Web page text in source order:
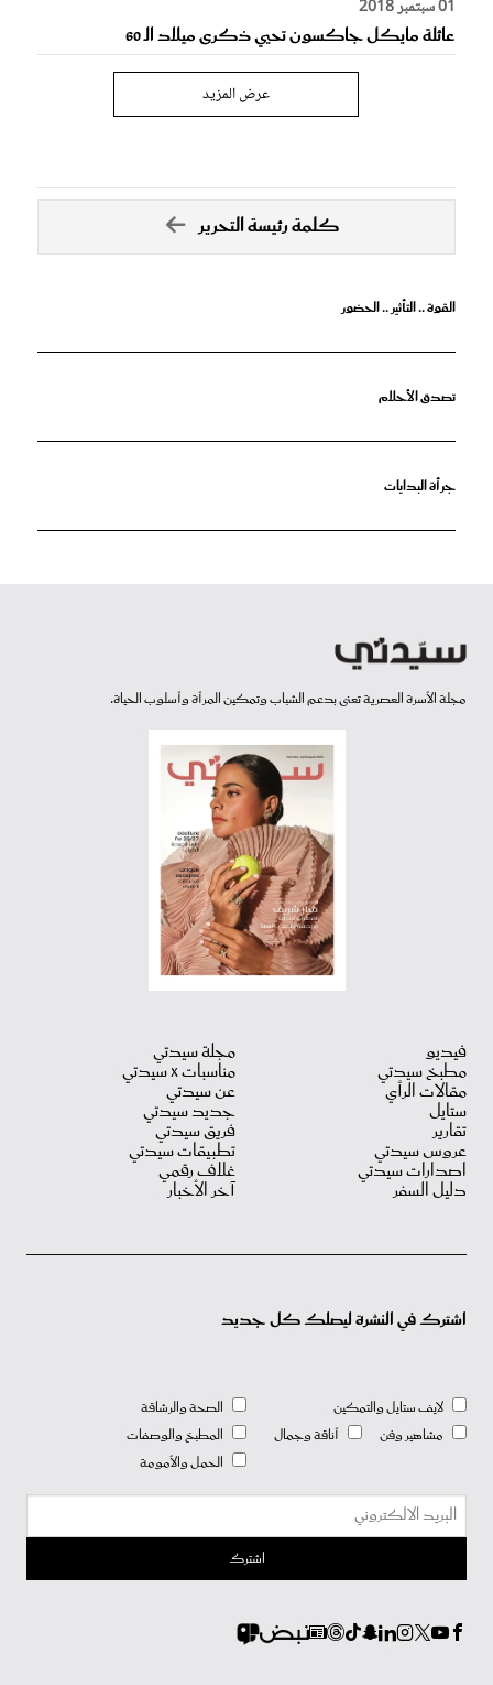
01 سبتمبر 2018
عائلة مايكل جاكسون تحيي ذكرى ميلاد الـ 60
عرض المزيد
كلمة رئيسة التحرير
القوة .. التأثير .. الحضور
تصدق الأحلام
جرأة البدايات
مجلة الأسرة العصرية تعنى بدعم الشباب وتمكين المرأة وأسلوب الحياة.
فيديو
مطبخ سيدتي
مقالات الرأي
ستايل
تقارير
عروس سيدتي
اصدارات سيدتي
دليل السفر
مجلة سيدتي
مناسبات X سيدتي
عن سيدتي
جديد سيدتي
فريق سيدتي
تطبيقات سيدتي
غلاف رقمي
آخر الأخبار
اشترك في النشرة ليصلك كل جديد
لايف ستايل والتمكين
مشاهير وفن
أناقة وجمال
الصحة والرشاقة
المطبخ والوصفات
الحمل والأمومة